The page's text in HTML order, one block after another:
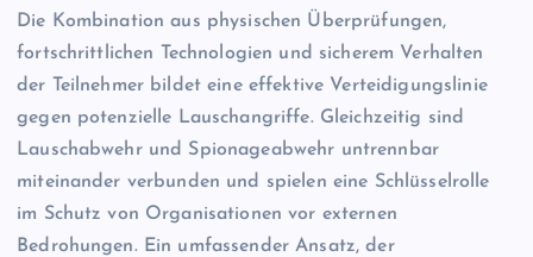
Die Kombination aus physischen Überprüfungen,
fortschrittlichen Technologien und sicherem Verhalten
der Teilnehmer bildet eine effektive Verteidigungslinie
gegen potenzielle Lauschangriffe. Gleichzeitig sind
Lauschabwehr und Spionageabwehr untrennbar
miteinander verbunden und spielen eine Schlüsselrolle
im Schutz von Organisationen vor externen
Bedrohungen. Ein umfassender Ansatz, der